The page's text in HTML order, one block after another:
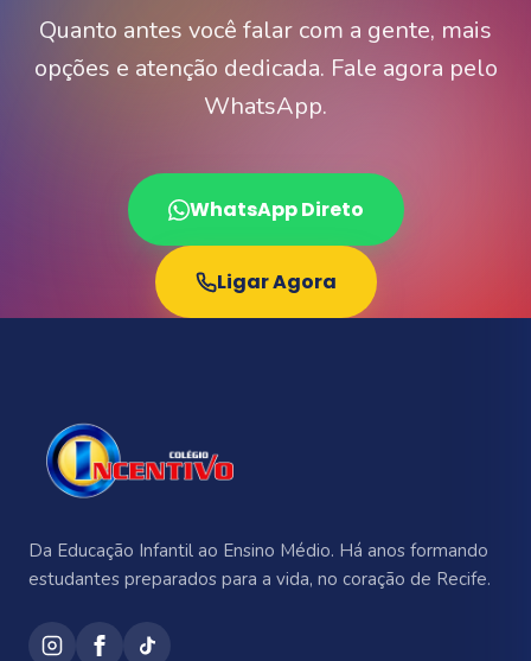
Quanto antes você falar com a gente, mais
opções e atenção dedicada. Fale agora pelo
WhatsApp.
WhatsApp Direto
Ligar Agora
Da Educação Infantil ao Ensino Médio. Há anos formando
estudantes preparados para a vida, no coração de Recife.